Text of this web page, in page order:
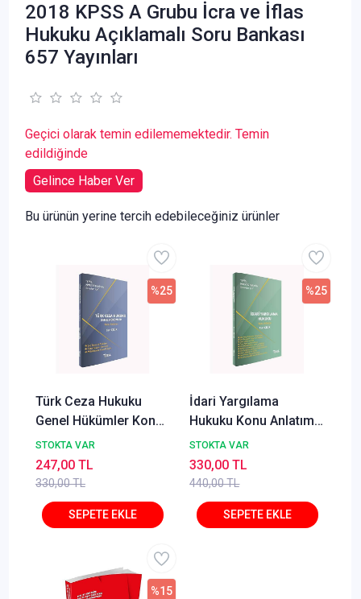
2018 KPSS A Grubu İcra ve İflas
Hukuku Açıklamalı Soru Bankası
657 Yayınları
Geçici olarak temin edilememektedir. Temin
edildiğinde
Gelince Haber Ver
Bu ürünün yerine tercih edebileceğiniz ürünler
Türk Ceza Hukuku
Genel Hükümler Konu
Anlatımı Can Çelik
Temsil Kitap
STOKTA VAR
330,00 TL
%25
247,00 TL
İdari Yargılama
Hukuku Konu Anlatımı
Can Çelik Temsil Kitap
STOKTA VAR
440,00 TL
%25
330,00 TL
%15